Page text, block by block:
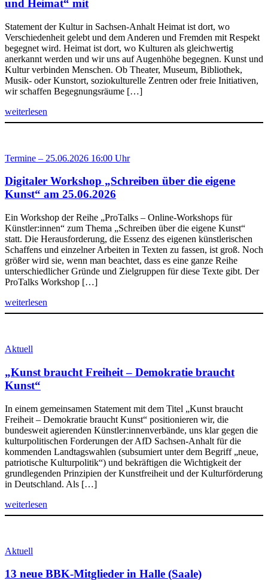
und Heimat“ mit
Statement der Kultur in Sachsen-Anhalt Heimat ist dort, wo
Verschiedenheit gelebt und dem Anderen und Fremden mit Respekt
begegnet wird. Heimat ist dort, wo Kulturen als gleichwertig
anerkannt werden und wir uns auf Augenhöhe begegnen. Kunst und
Kultur verbinden Menschen. Ob Theater, Museum, Bibliothek,
Musik- oder Kunstort, soziokulturelle Zentren oder freie Initiativen,
wir schaffen Begegnungsräume […]
weiterlesen
Termine – 25.06.2026 16:00 Uhr
Digitaler Workshop „Schreiben über die eigene
Kunst“ am 25.06.2026
Ein Workshop der Reihe „ProTalks – Online-Workshops für
Künstler:innen“ zum Thema „Schreiben über die eigene Kunst“
statt. Die Herausforderung, die Essenz des eigenen künstlerischen
Schaffens und einzelner Arbeiten in Texten zu fassen, ist groß. Noch
größer wird sie, wenn man beachtet, dass es eine ganze Reihe
unterschiedlicher Gründe und Zielgruppen für diese Texte gibt. Der
ProTalks Workshop […]
weiterlesen
Aktuell
„Kunst braucht Freiheit – Demokratie braucht
Kunst“
In einem gemeinsamen Statement mit dem Titel „Kunst braucht
Freiheit – Demokratie braucht Kunst“ positionieren wir, die
bundesweit agierenden Künstler:innenverbände, uns klar gegen die
kulturpolitischen Forderungen der AfD Sachsen-Anhalt für die
kommenden Landtagswahlen (subsumiert unter dem Begriff „neue,
patriotische Kulturpolitik“) und bekräftigen die Wichtigkeit der
grundlegenden Prinzipien der Kunstfreiheit und der Kulturförderung
in Deutschland. Als […]
weiterlesen
Aktuell
13 neue BBK-Mitglieder in Halle (Saale)